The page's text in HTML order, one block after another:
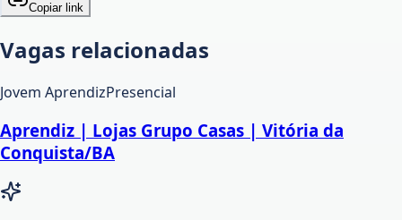
Copiar link
Vagas relacionadas
Jovem AprendizPresencial
Aprendiz | Lojas Grupo Casas | Vitória da
Conquista/BA